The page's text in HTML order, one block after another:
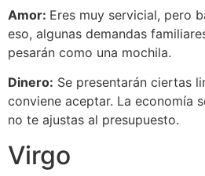
Amor: Eres muy servicial, pero
eso, algunas demandas
pesarán como una mochila.
Dinero: Se presentarán ciertas
conviene aceptar. La economía
no te ajustas al presupuesto.
Virgo